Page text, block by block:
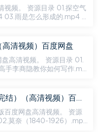
视频。 资源目录 01.探空气
03.雨是怎么形成的.mp4 0
清视频）百度网盘
高清视频。 资源目录 01.
手李商隐教你如何写作.mp
芝麻学社漫游世界之艺术殿堂（完结）（高清视频）百度网盘
百度网盘高清视频。 资源
莫奈（1840-1926）.mp4